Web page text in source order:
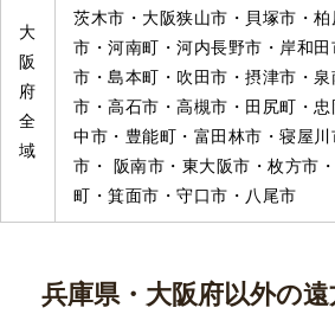
大
阪
府
全
域
茨木市・大阪狭山市・貝塚市・
市・河南町・河内長野市・岸和
市・島本町・吹田市・摂津市・
市・高石市・高槻市・田尻町・
中市・豊能町・富田林市・寝屋
市・ 阪南市・東大阪市・枚方市
町・箕面市・守口市・八尾市
兵庫県・大阪府以外の